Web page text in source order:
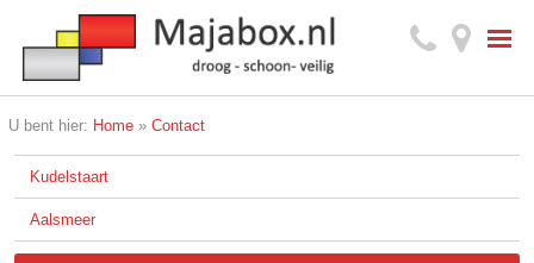
U bent hier: Home» Contact
Kudelstaart
Aalsmeer